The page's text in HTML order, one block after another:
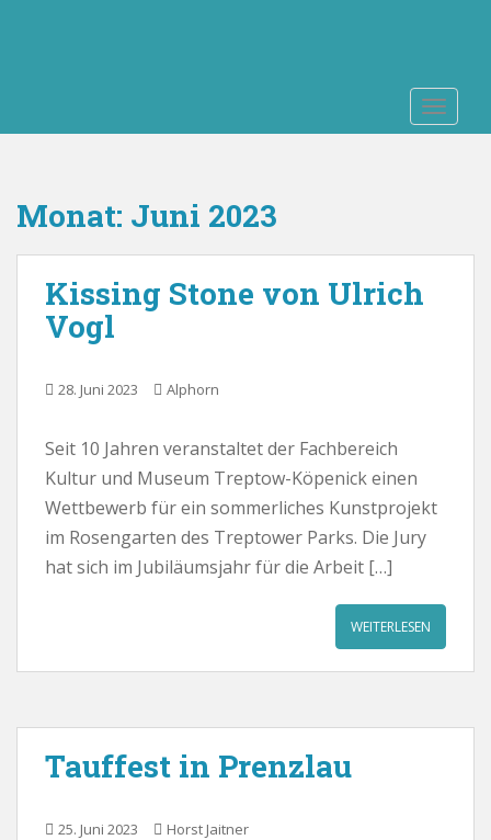
o
Monat: Juni 2023
Kissing Stone von Ulrich
Vogl
28. Juni 2023 Alphorn
Seit 10 Jahren veranstaltet der Fachbereich
Kultur und Museum Treptow-Köpenick einen
Wettbewerb für ein sommerliches Kunstprojekt
im Rosengarten des Treptower Parks. Die Jury
hat sich im Jubiläumsjahr für die Arbeit […]
WEITERLESEN
Tauffest in Prenzlau
25. Juni 2023 Horst Jaitner